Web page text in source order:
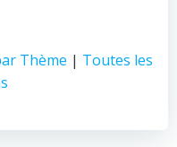
Thème | Toutes les